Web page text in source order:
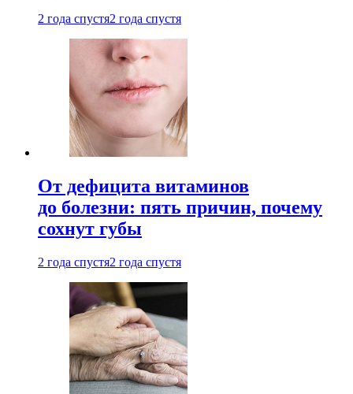
2 года спустя2 года спустя
От дефицита витаминов
до болезни: пять причин, почему
сохнут губы
2 года спустя2 года спустя